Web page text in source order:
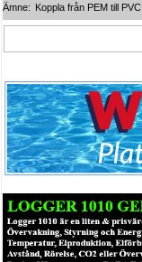
Ämne:
Koppla från PEM till PVC